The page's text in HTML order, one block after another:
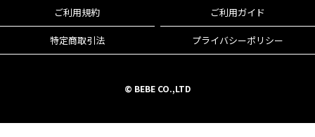
ご利用規約 ご利用ガイド
特定商取引法 プライバシーポリシー
© BEBE CO.,LTD